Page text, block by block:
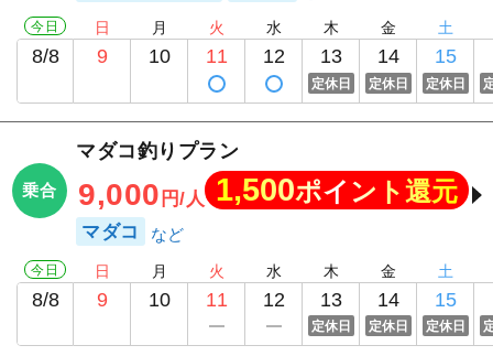
今日
8/8
日
9
月
10
火
11
水
12
木
13
定休日
金
14
定休日
土
15
定休日
乗合
マダコ釣りプラン
9,000 円/人 1,500ポイント還元
マダコ
今日
8/8
日
9
月
10
火
11
水
12
木
13
定休日
金
14
定休日
土
15
定休日